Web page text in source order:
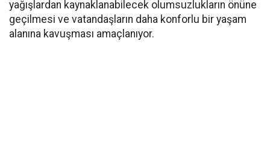
yağışlardan kaynaklanabilecek olumsuzlukların önüne
geçilmesi ve vatandaşların daha konforlu bir yaşam
alanına kavuşması amaçlanıyor.